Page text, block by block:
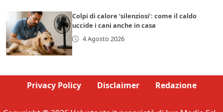
Colpi di calore ‘silenziosi’: come il caldo
uccide i cani anche in casa
4 Agosto 2026
Privacy Policy Disclaimer Redazione